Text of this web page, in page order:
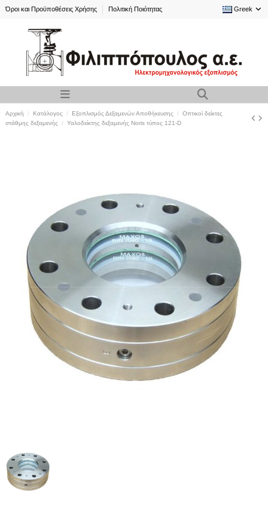
Όροι και Προϋποθέσεις Χρήσης Πολιτική Ποιότητας Greek
Αρχική Κατάλογος Εξοπλισμός Δεξαμενών Αποθήκευσης
Οπτικοί δείκτες
στάθμης δεξαμενής
Υαλοδείκτης δεξαμενής Noris τύπος 121-D